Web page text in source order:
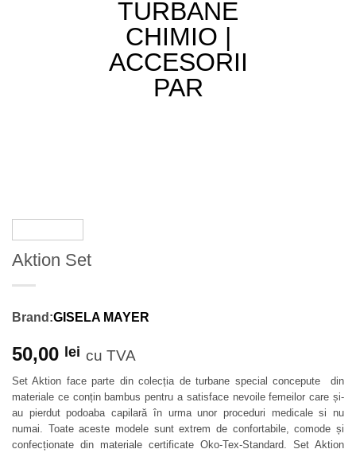
Aktion Set
Brand:GISELA MAYER
50,00 lei cu TVA
Set Aktion face parte din colecția de turbane special concepute din
materiale ce conțin bambus pentru a satisface nevoile femeilor care și-
au pierdut podoaba capilară în urma unor proceduri medicale si nu
numai. Toate aceste modele sunt extrem de confortabile, comode și
confecționate din materiale certificate Oko-Tex-Standard. Set Aktion